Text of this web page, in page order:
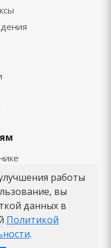
работы
вы
данных в
Политикой
.